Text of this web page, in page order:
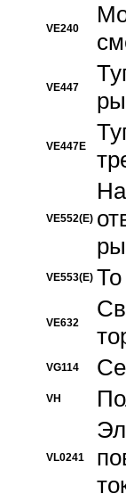
VE240
VE447
VE447E
VE552(E)
VE553(E)
VE632
VG114
VH
VL0241